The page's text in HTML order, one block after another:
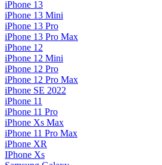
iPhone 13
iPhone 13 Mini
iPhone 13 Pro
iPhone 13 Pro Max
iPhone 12
iPhone 12 Mini
iPhone 12 Pro
iPhone 12 Pro Max
iPhone SE 2022
iPhone 11
iPhone 11 Pro
iPhone Xs Max
iPhone 11 Pro Max
iPhone XR
IPhone Xs